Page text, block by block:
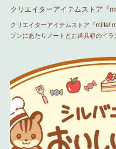
クリエイターアイテムストア『
クリエイターアイテムストア『miite!
プンにあたりノートとお道具箱のイ